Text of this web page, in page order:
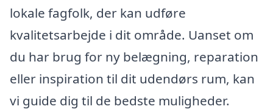
lokale fagfolk, der kan udføre
kvalitetsarbejde i dit område. Uanset om
du har brug for ny belægning, reparation
eller inspiration til dit udendørs rum, kan
vi guide dig til de bedste muligheder.